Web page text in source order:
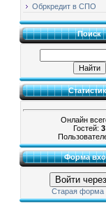
Обркредит в СПО
Поиск
Онлайн
Гостей: 3
Форма
Войти
Старая форма